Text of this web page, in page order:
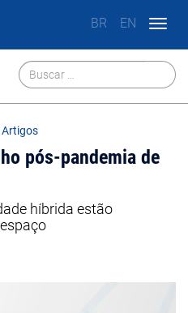
BR EN
Artigos
pós-pandemia de
híbrida estão